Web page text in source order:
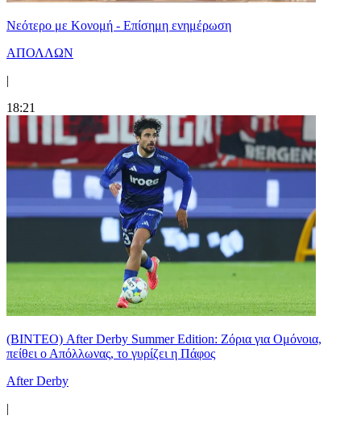
Νεότερο με Κονομή - Επίσημη ενημέρωση
ΑΠΟΛΛΩΝ
|
18:21
(ΒΙΝΤΕΟ) After Derby Summer Edition: Ζόρια για Ομόνοια,
πείθει ο Απόλλωνας, το γυρίζει η Πάφος
After Derby
|